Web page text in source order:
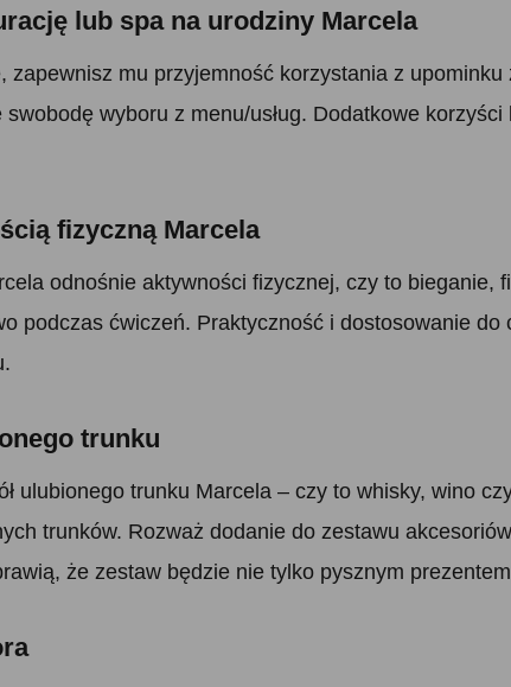
lub spa na urodziny Marcela
zapewnisz mu przyjemność korzystania z
wyboru z menu/usług. Dodatkowe
fizyczną Marcela
odnośnie aktywności fizycznej, czy to
podczas ćwiczeń. Praktyczność i dostosowanie
trunku
ulubionego trunku Marcela – czy to whisky, wino
trunków. Rozważ dodanie do zestawu
że zestaw będzie nie tylko pysznym